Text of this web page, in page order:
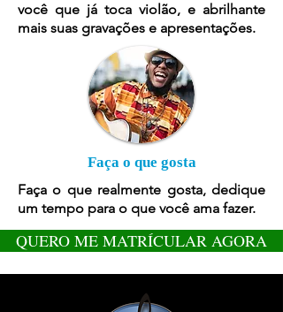
você que já toca violão, e abrilhante
mais suas gravações e apresentações.
Faça o que gosta
Faça o que realmente gosta, dedique
um tempo para o que você ama fazer.
QUERO ME MATRÍCULAR AGORA